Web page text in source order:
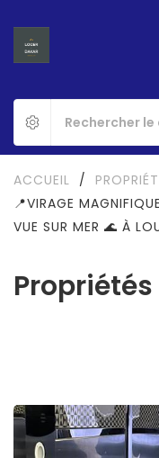
Propriétés
ACCUEIL /
📍VIRAGE
VUE SUR MER 🌊 À